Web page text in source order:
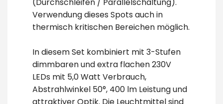
Verwendung dieses Spots auch in
thermisch kritischen Bereichen möglich.
In diesem Set kombiniert mit 3-Stufen
dimmbaren und extra flachen 230V
LEDs mit 5,0 Watt Verbrauch,
Abstrahlwinkel 50°, 400 lm Leistung und
attraktiver Optik. Die Leuchtmittel sind